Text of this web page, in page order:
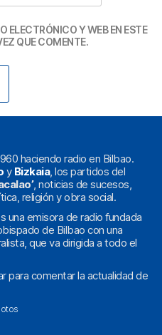
ELECTRÓNICO Y WEB EN ESTE
QUE COMENTE.
haciendo radio en Bilbao.
y Bizkaia, los partidos del
, noticias de sucesos,
religión y obra social.
una emisora de radio fundada
de Bilbao con una
que va dirigida a todo el
para comentar la actualidad de